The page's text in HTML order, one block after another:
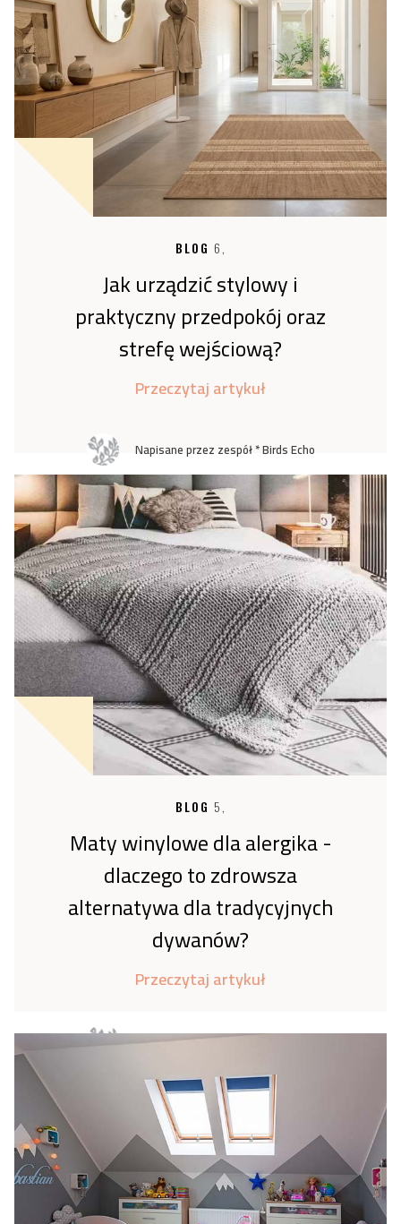
BLOG 6,
Jak urządzić stylowy i
praktyczny przedpokój oraz
strefę wejściową?
Przeczytaj artykuł
Napisane przez zespół * Birds Echo
BLOG 5,
Maty winylowe dla alergika -
dlaczego to zdrowsza
alternatywa dla tradycyjnych
dywanów?
Przeczytaj artykuł
Napisane przez zespół * Birds Echo